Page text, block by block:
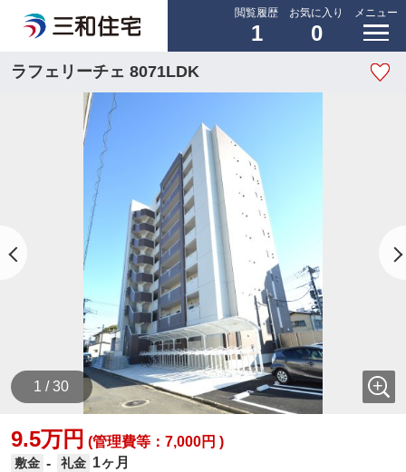
閲覧履歴
1
お気に入り
0
メニュー
ラフェリーチェ 8071LDK
1 / 30
9.5万円 (管理費等：7,000円 )
敷金 - 礼金 1ヶ月